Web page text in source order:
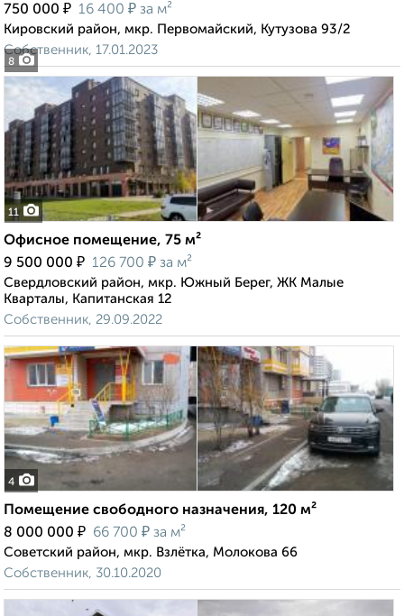
8
750 000 ₽ 16 400 ₽ за м²
Кировский район, мкр. Первомайский, Кутузова 93/2
Собственник, 17.01.2023
11
Офисное помещение, 75 м²
9 500 000 ₽ 126 700 ₽ за м²
Свердловский район, мкр. Южный Берег, ЖК Малые
Кварталы, Капитанская 12
Собственник, 29.09.2022
4
Помещение свободного назначения, 120 м²
8 000 000 ₽ 66 700 ₽ за м²
Советский район, мкр. Взлётка, Молокова 66
Собственник, 30.10.2020